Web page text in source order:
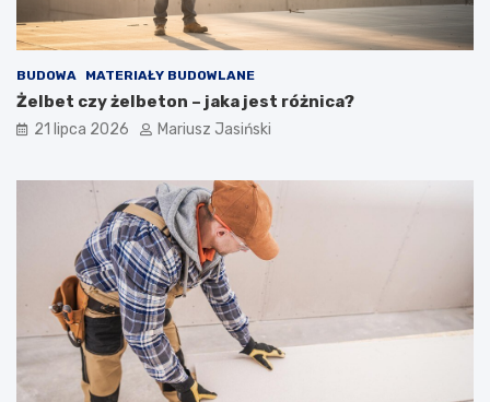
BUDOWA MATERIAŁY BUDOWLANE
Żelbet czy żelbeton – jaka jest różnica?
21 lipca 2026 Mariusz Jasiński